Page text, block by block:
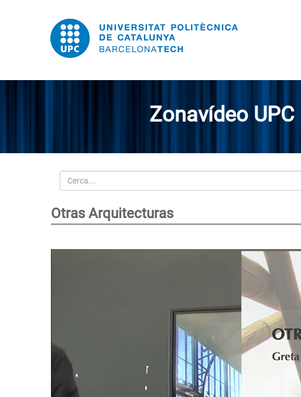
Zonavídeo UPC
Cerca
Otras Arquitecturas